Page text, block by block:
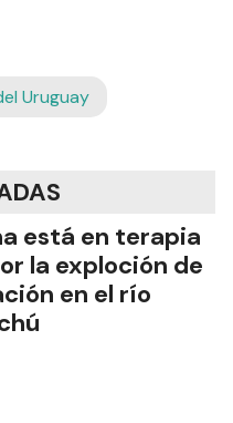
Uruguay
está en terapia
la exploción de
en el río